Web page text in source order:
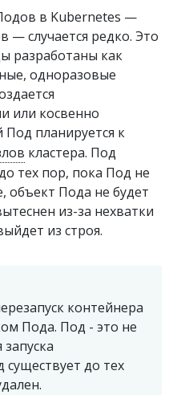
в Kubernetes —
случается редко. Это
разработаны как
одноразовые
или косвенно
Под планируется к
кластера. Под
тех пор, пока Под не
объект Пода не будет
из-за нехватки
из строя.
контейнера
Пода. Под - это не
до тех